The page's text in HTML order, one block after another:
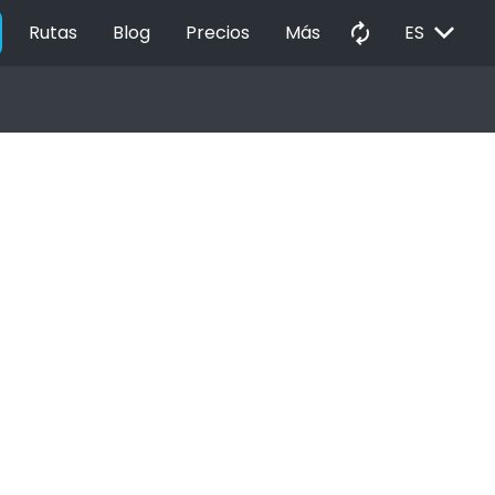
Rutas Blog Precios Más autorenew ES EXPAND_MORE